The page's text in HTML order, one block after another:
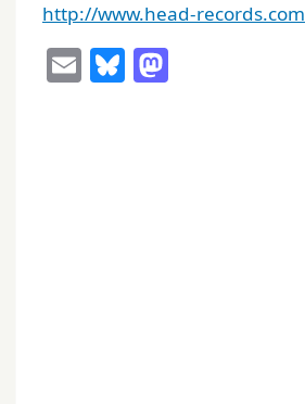
http://www.head-records.com
EmailBluesky